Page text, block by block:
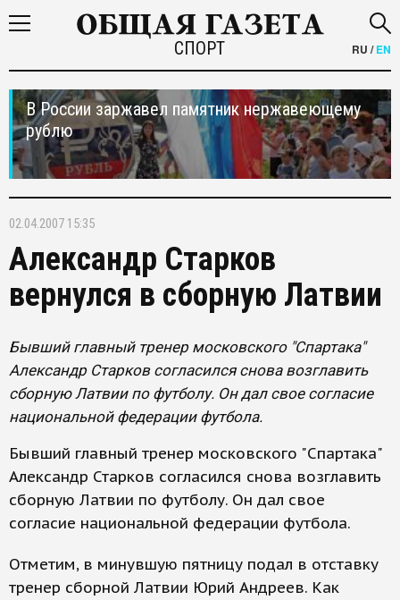
СПОРТ RU /EN
В России заржавел памятник нержавеющему
рублю
02.04.2007 15:35
Александр Старков
вернулся в сборную Латвии
Бывший главный тренер московского "Спартака"
Александр Старков согласился снова возглавить
сборную Латвии по футболу. Он дал свое согласие
национальной федерации футбола.
Бывший главный тренер московского "Спартака"
Александр Старков согласился снова возглавить
сборную Латвии по футболу. Он дал свое
согласие национальной федерации футбола.
Отметим, в минувшую пятницу подал в отставку
тренер сборной Латвии Юрий Андреев. Как